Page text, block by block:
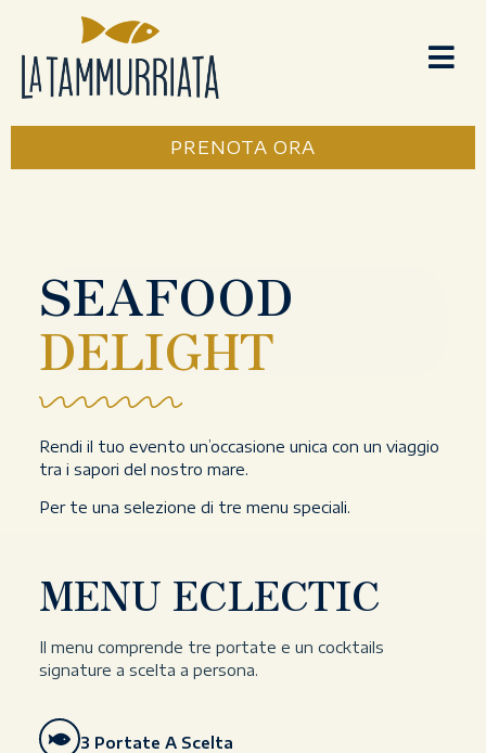
PRENOTA ORA
SEAFOOD
DELIGHT
Rendi il tuo evento un’occasione unica con un viaggio
tra i sapori del nostro mare.
Per te una selezione di tre menu speciali.
MENU ECLECTIC
Il menu comprende tre portate e un cocktails
signature a scelta a persona.
3 Portate A Scelta